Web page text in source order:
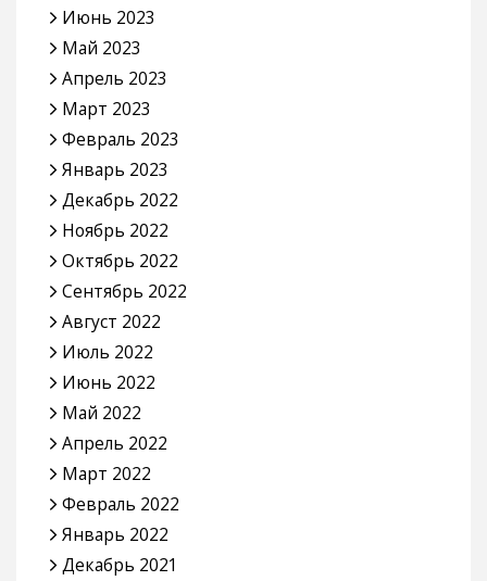
Июнь 2023
Май 2023
Апрель 2023
Март 2023
Февраль 2023
Январь 2023
Декабрь 2022
Ноябрь 2022
Октябрь 2022
Сентябрь 2022
Август 2022
Июль 2022
Июнь 2022
Май 2022
Апрель 2022
Март 2022
Февраль 2022
Январь 2022
Декабрь 2021